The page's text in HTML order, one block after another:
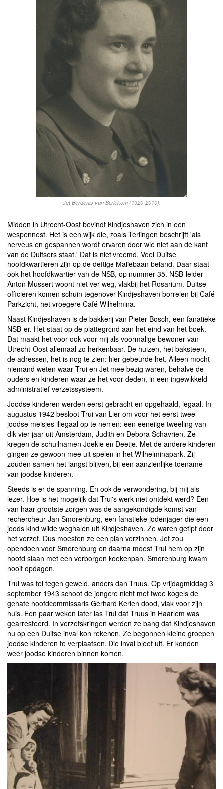
Jet Berdenis van Berlekom (1920-2010).
Midden in Utrecht-Oost bevindt Kindjeshaven zich in een
wespennest. Het is een wijk die, zoals Terlingen beschrijft 'als
nerveus en gespannen wordt ervaren door wie niet aan de kant
van de Duitsers staat.' Dat is niet vreemd. Veel Duitse
hoofdkwartieren zijn op de deftige Maliebaan beland. Daar staat
ook het hoofdkwartier van de NSB, op nummer 35. NSB-leider
Anton Mussert woont niet ver weg, vlakbij het Rosarium. Duitse
officieren komen schuin tegenover Kindjeshaven borrelen bij Café
Parkzicht, het vroegere Café Wilhelmina.
Naast Kindjeshaven is de bakkerij van Pieter Bosch, een fanatieke
NSB-er. Het staat op de plattegrond aan het eind van het boek.
Dat maakt het voor ook voor mij als voormalige bewoner van
Utrecht-Oost allemaal zo herkenbaar. De huizen, het baksteen,
de adressen, het is nog te zien: hier gebeurde het. Alleen mocht
niemand weten waar Trui en Jet mee bezig waren, behalve de
ouders en kinderen waar ze het voor deden, in een ingewikkeld
administratief verzetssysteem.
Joodse kinderen werden eerst gebracht en opgehaald, legaal. In
augustus 1942 besloot Trui van Lier om voor het eerst twee
joodse meisjes illegaal op te nemen: een eeneiige tweeling van
dik vier jaar uit Amsterdam, Judith en Debora Schavrien. Ze
kregen de schuilnamen Joekie en Deetje. Met de andere kinderen
gingen ze gewoon mee uit spelen in het Wilhelminapark. Zij
zouden samen het langst blijven, bij een aanzienlijke toename
van joodse kinderen.
Steeds is er de spanning. En ook de verwondering, bij mij als
lezer. Hoe is het mogelijk dat Trui's werk niet ontdekt werd? Een
van haar grootste zorgen was de aangekondigde komst van
rechercheur Jan Smorenburg, een fanatieke jodenjager die een
joods kind wilde weghalen uit Kindjeshaven. Ze waren getipt door
het verzet. Dus moesten ze een plan verzinnen. Jet zou
opendoen voor Smorenburg en daarna moest Trui hem op zijn
hoofd slaan met een verborgen koekenpan. Smorenburg kwam
nooit opdagen.
Trui was fel tegen geweld, anders dan Truus. Op vrijdagmiddag 3
september 1943 schoot de jongere nicht met twee kogels de
gehate hoofdcommissaris Gerhard Kerlen dood, vlak voor zijn
huis. Een paar weken later las Trui dat Truus in Haarlem was
gearresteerd. In verzetskringen werden ze bang dat Kindjeshaven
nu op een Duitse inval kon rekenen. Ze begonnen kleine groepen
joodse kinderen te verplaatsen. Die inval bleef uit. Er konden
weer joodse kinderen binnen komen.